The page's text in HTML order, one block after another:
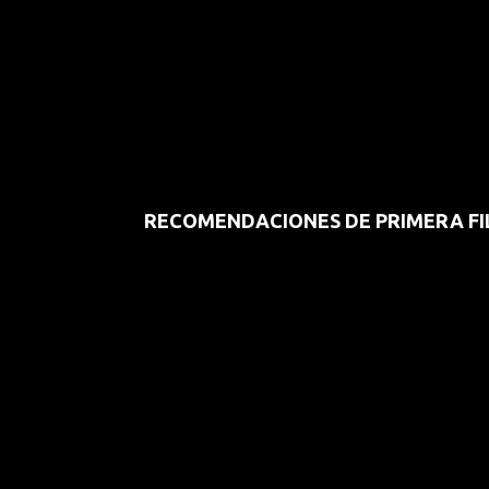
RECOMENDACIONES DE PRIMERA